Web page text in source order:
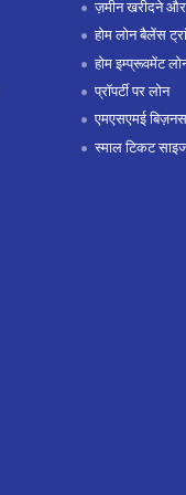
ज़मीन खरीदने
होम लोन बैलेंस
होम इम्प्रूवमेंट
प्रॉपर्टी पर लोन
एमएसएमई
स्माल टिकट